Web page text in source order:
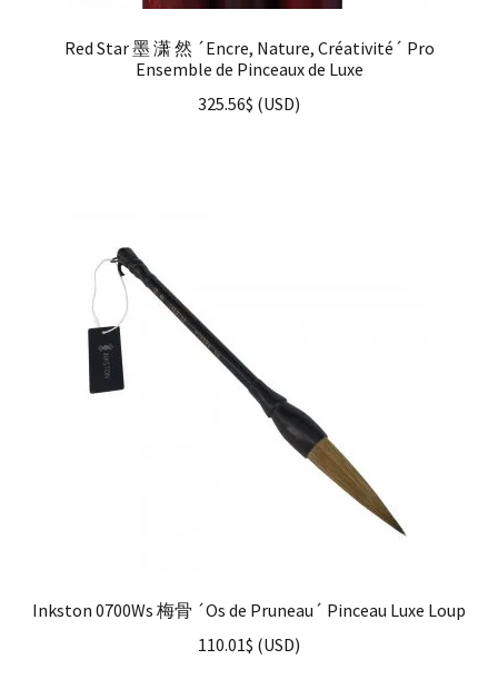
Red Star 墨 潇 然 ´Encre, Nature, Créativité´ Pro
Ensemble de Pinceaux de Luxe
325.56$ (USD)
Inkston 0700Ws 梅骨 ´Os de Pruneau´ Pinceau Luxe Loup
110.01$ (USD)